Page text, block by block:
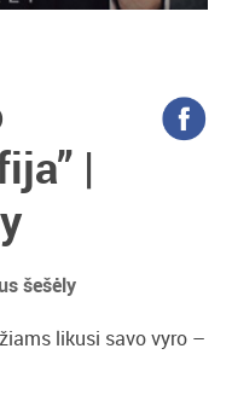
|
šešėly
likusi savo vyro –